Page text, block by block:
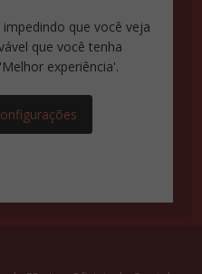
que você veja
que você tenha
experiência'.